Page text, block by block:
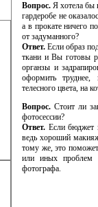
Вопрос. Я хотела бы
гардеробе не
а в прокате ничего
от задуманного?
Ответ. Если образ
ткани и Вы готовы
органзы и
оформить труднее,
телесного цвета, на
Вопрос. Стоит ли
фотосессии?
Ответ. Если бюджет
ведь хороший
тому же, это
или иных проблем
фотографа.